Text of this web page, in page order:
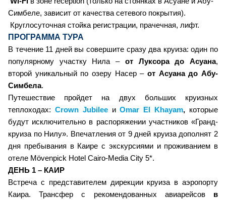
Симбеле, зависит от качества сетевого покрытия).
Круглосуточная стойка регистрации, прачечная, лифт.
ПРОГРАММА ТУРА
В течение 11 дней вы совершите сразу два круиза: один по
популярному участку Нила – от Луксора до Асуана,
второй уникальный по озеру Насер – от Асуана до Абу-
Симбела.
Путешествие пройдет на двух больших круизных
теплоходах: Crown JubileeиOmar El Khayam, которые
будут исключительно в распоряжении участников «Гранд-
круиза по Нилу». Впечатления от 9 дней круиза дополнят 2
дня пребывания в Каире с экскурсиями и проживанием в
отеле Mövenpick Hotel Cairo-Media City 5*.
ДЕНЬ 1 – КАИР
Встреча с представителем дирекции круиза в аэропорту
Каира. Трансфер с рекомендованных авиарейсов в